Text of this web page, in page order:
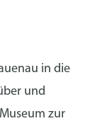
in die
und
zur